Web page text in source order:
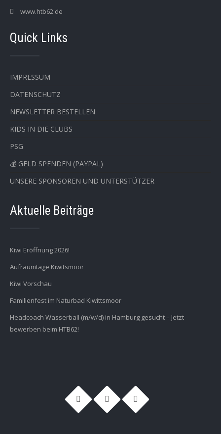
www.htb62.de
Quick Links
IMPRESSUM
DATENSCHUTZ
NEWSLETTER BESTELLEN
KIDS IN DIE CLUBS
PSG
💰 GELD SPENDEN (PAYPAL)
UNSERE SPONSOREN UND UNTERSTÜTZER
Aktuelle Beiträge
Kiwi Eröffnung 2026!
Aufräumtage Kiwitsmoor
Kiwi Vorschau
Familienfest im Naturbad Kiwittsmoor
Headcoach Wasserball (m/w/d) in Hamburg gesucht – Jetzt
bewerben beim HTB62!